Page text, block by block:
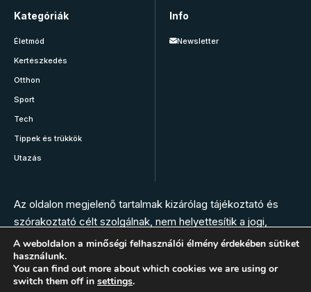
Kategóriák
Életmód
Kertészkedés
Otthon
Sport
Tech
Tippek és trükkök
Utazás
Info
Newsletter
Az oldalon megjelenő tartalmak kizárólag tájékoztató és
szórakoztató célt szolgálnak, nem helyettesítik a jogi,
orvosi, állatorvosi, gyógyszerészi vagy más szakember
tanácsát. Az oldal szerkesztésében nem vesznek részt
szakemberek. Bármilyen panasz, tünet vagy egészségügyi
A weboldalon a minőségi felhasználói élmény érdekében sütiket
használunk.
You can find out more about which cookies we are using or
switch them off in settings.